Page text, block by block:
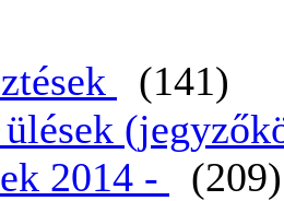
(141)
2014 -
(209)